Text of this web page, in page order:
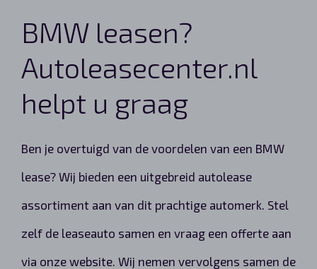
BMW leasen?
Autoleasecenter.nl
helpt u graag
Ben je overtuigd van de voordelen van een BMW
lease? Wij bieden een uitgebreid autolease
assortiment aan van dit prachtige automerk. Stel
zelf de leaseauto samen en vraag een offerte aan
via onze website. Wij nemen vervolgens samen de